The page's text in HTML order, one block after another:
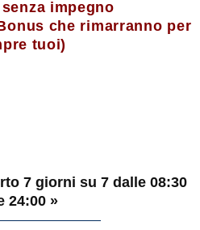
impegno
che rimarranno per
tuoi)
7 giorni su 7 dalle 08:30
24:00 »